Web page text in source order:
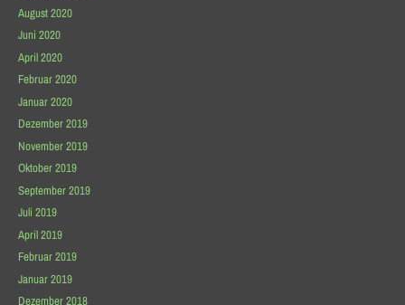
August 2020
Juni 2020
April 2020
Februar 2020
Januar 2020
Dezember 2019
November 2019
Oktober 2019
September 2019
Juli 2019
April 2019
Februar 2019
Januar 2019
Dezember 2018